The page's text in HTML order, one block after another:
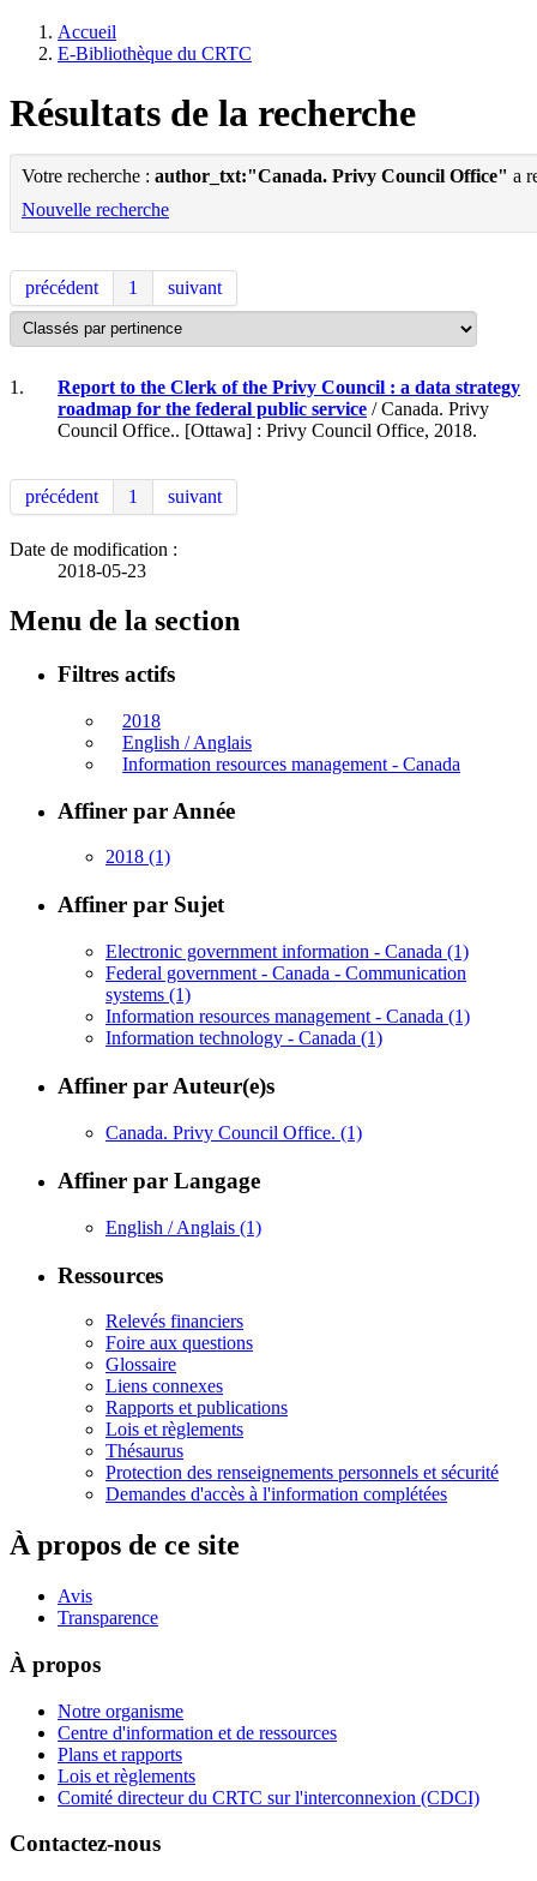
Accueil
E-Bibliothèque du CRTC
Résultats de la recherche
Votre recherche : author_txt:"Canada. Privy Council Office" a
Nouvelle recherche
précédent 1 suivant
1.
Report to the Clerk of the Privy Council : a data strategy
roadmap for the federal public service / Canada. Privy
Council Office.. [Ottawa] : Privy Council Office, 2018.
précédent 1 suivant
Date de modification :
2018-05-23
Menu de la section
Filtres actifs
2018
English / Anglais
Information resources management - Canada
Affiner par Année
2018 (1)
Affiner par Sujet
Electronic government information - Canada (1)
Federal government - Canada - Communication
systems (1)
Information resources management - Canada (1)
Information technology - Canada (1)
Affiner par Auteur(e)s
Canada. Privy Council Office. (1)
Affiner par Langage
English / Anglais (1)
Ressources
Relevés financiers
Foire aux questions
Glossaire
Liens connexes
Rapports et publications
Lois et règlements
Thésaurus
Protection des renseignements personnels et sécurité
Demandes d'accès à l'information complétées
À propos de ce site
Avis
Transparence
À propos
Notre organisme
Centre d'information et de ressources
Plans et rapports
Lois et règlements
Comité directeur du CRTC sur l'interconnexion (CDCI)
Contactez-nous